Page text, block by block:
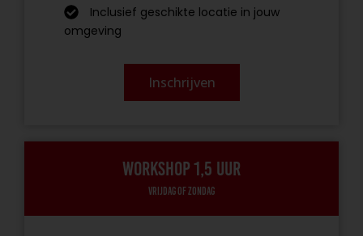
Inclusief geschikte locatie in jouw
omgeving
Inschrijven
Workshop 1,5 uur
Vrijdag of zondag